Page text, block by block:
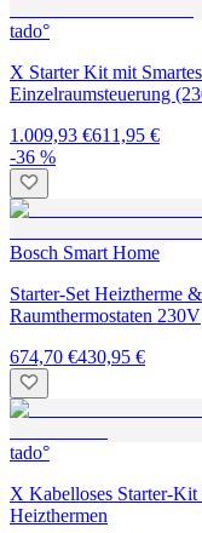
tado°
X Starter Kit mit
Einzelraumsteuerung
1.009,93 €611,95 €
-36 %
Bosch Smart Home
Starter-Set Heiztherme
Raumthermostaten 230V
674,70 €430,95 €
tado°
X Kabelloses Starter-
Heizthermen